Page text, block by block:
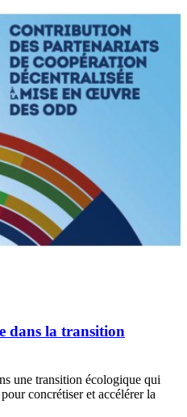
dans la transition
une transition écologique qui
concrétiser et accélérer la